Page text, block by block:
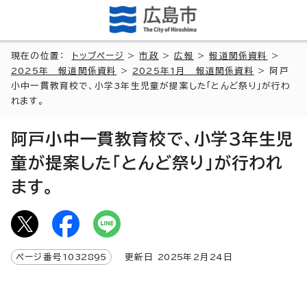
現在の位置： トップページ >市政 >広報 >報道関係資料
>
2025年 報道関係資料
> 2025年1月 報道関係資料
> 阿戸
小中一貫教育校で、小学3年生児童が提案した「とんど祭り」が行わ
れます。
阿戸小中一貫教育校で、小学3年生児
童が提案した「とんど祭り」が行われ
ます。
ページ番号 1032895 更新日 2025年2月 24 日